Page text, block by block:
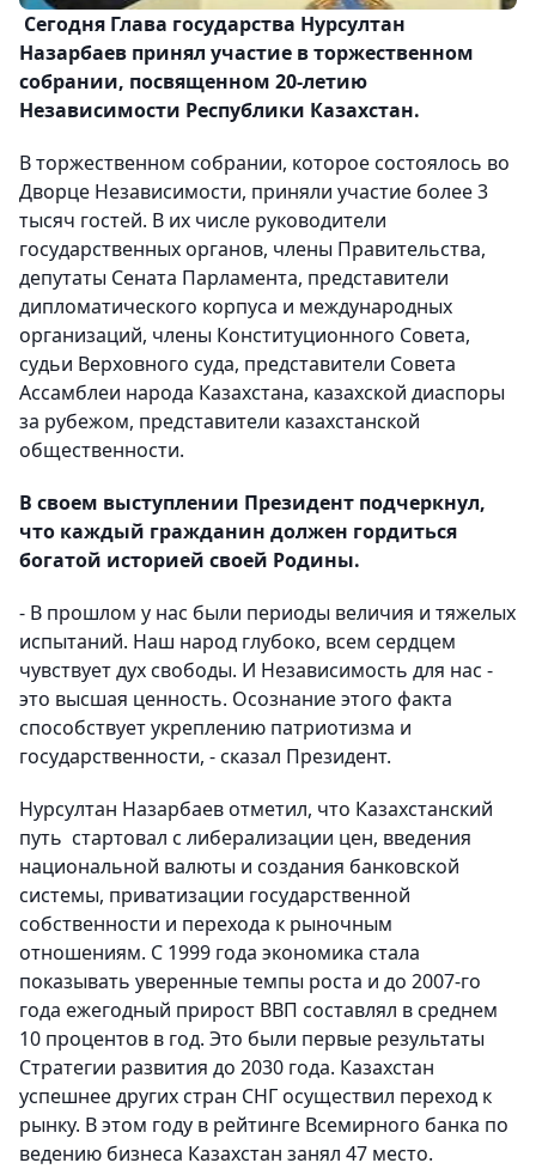
Сегодня Глава государства Нурсултан
Назарбаев принял участие в торжественном
собрании, посвященном 20-летию
Независимости Республики Казахстан.
В торжественном собрании, которое состоялось во
Дворце Независимости, приняли участие более 3
тысяч гостей. В их числе руководители
государственных органов, члены Правительства,
депутаты Сената Парламента, представители
дипломатического корпуса и международных
организаций, члены Конституционного Совета,
судьи Верховного суда, представители Совета
Ассамблеи народа Казахстана, казахской диаспоры
за рубежом, представители казахстанской
общественности.
В своем выступлении Президент подчеркнул,
что каждый гражданин должен гордиться
богатой историей своей Родины.
- В прошлом у нас были периоды величия и тяжелых
испытаний. Наш народ глубоко, всем сердцем
чувствует дух свободы. И Независимость для нас -
это высшая ценность. Осознание этого факта
способствует укреплению патриотизма и
государственности, - сказал Президент.
Нурсултан Назарбаев отметил, что Казахстанский
путь стартовал с либерализации цен, введения
национальной валюты и создания банковской
системы, приватизации государственной
собственности и перехода к рыночным
отношениям. С 1999 года экономика стала
показывать уверенные темпы роста и до 2007-го
года ежегодный прирост ВВП составлял в среднем
10 процентов в год. Это были первые результаты
Стратегии развития до 2030 года. Казахстан
успешнее других стран СНГ осуществил переход к
рынку. В этом году в рейтинге Всемирного банка по
ведению бизнеса Казахстан занял 47 место.